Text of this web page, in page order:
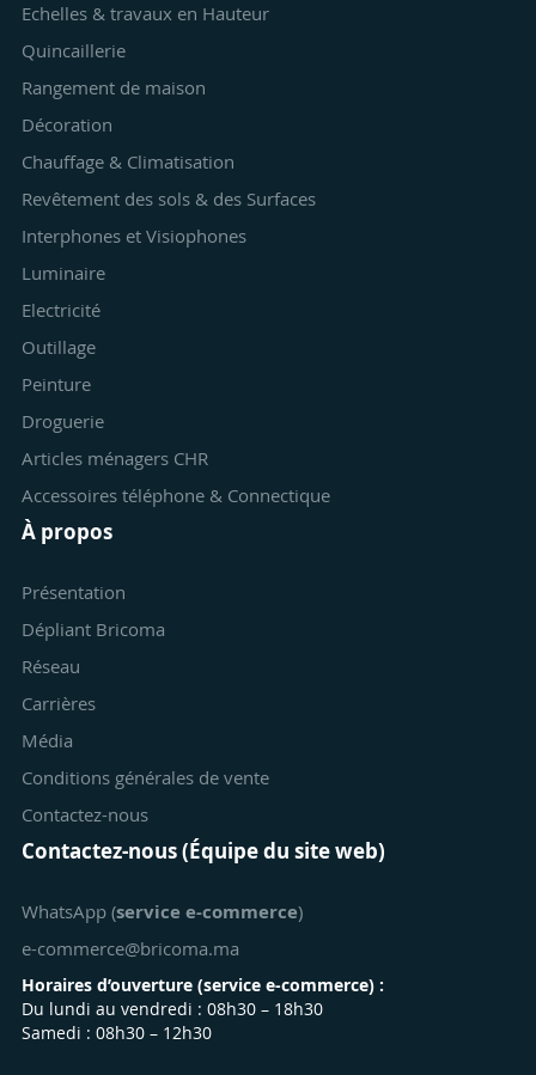
Echelles & travaux en Hauteur
Quincaillerie
Rangement de maison
Décoration
Chauffage & Climatisation
Revêtement des sols & des Surfaces
Interphones et Visiophones
Luminaire
Electricité
Outillage
Peinture
Droguerie
Articles ménagers CHR
Accessoires téléphone & Connectique
À propos
Présentation
Dépliant Bricoma
Réseau
Carrières
Média
Conditions générales de vente
Contactez-nous
Contactez-nous (Équipe du site web)
WhatsApp (service e-commerce)
e-commerce@bricoma.ma
Horaires d’ouverture (service e-commerce) :
Du lundi au vendredi : 08h30 – 18h30
Samedi : 08h30 – 12h30